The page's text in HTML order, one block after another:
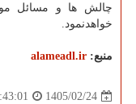
چالش ها و مسائل
خواهدنمود.
منبع: alameadl.ir
1405/02/24